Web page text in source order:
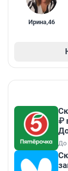
Ирина,46
₽
До